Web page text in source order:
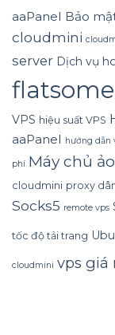
aaPanel Bảo
cloudmini
server Dịch vụ
VPS hiệu suất VPS
aaPanel hướng dẫn
phí Máy chủ ảo
cloudmini proxy
Socks5 remote vps
tốc độ tải trang
cloudmini vps giá